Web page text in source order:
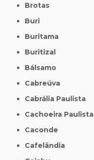
Brotas
Buri
Buritama
Buritizal
Bálsamo
Cabreúva
Cabrália Paulista
Cachoeira Paulista
Caconde
Cafelândia